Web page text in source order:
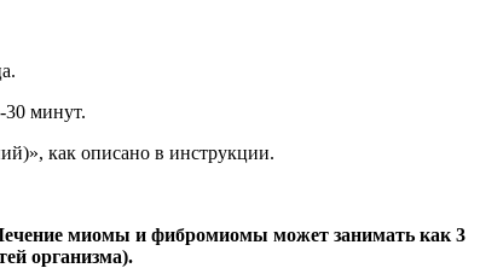
30 минут.
как описано в инструкции.
миомы и фибромиомы может занимать как 3
организма).